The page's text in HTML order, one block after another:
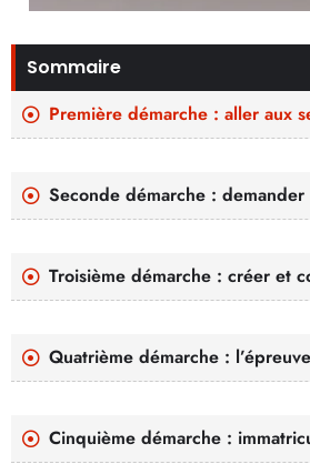
Sommaire
Première démarche : aller aux
Seconde démarche :
Troisième démarche : créer et
Quatrième démarche :
Cinquième démarche :